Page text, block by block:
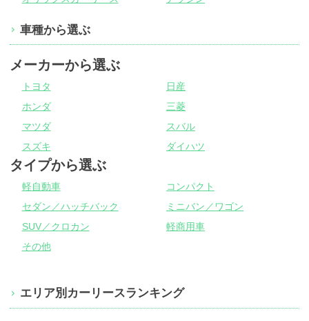
車種から選ぶ
メーカーから選ぶ
トヨタ
日産
ホンダ
三菱
マツダ
スバル
スズキ
ダイハツ
タイプから選ぶ
軽自動車
コンパクト
セダン／ハッチバック
ミニバン／ワゴン
SUV／クロカン
軽商用車
その他
エリア別カーリースランキング